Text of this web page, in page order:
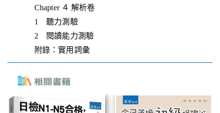
Chapter ４ 解析卷
1 聽力測驗
2 閱讀能力測驗
附錄：實用詞彙